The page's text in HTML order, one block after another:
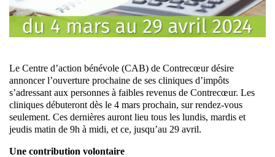
Le Centre d’action bénévole (CAB) de Contrecœur désire
annoncer l’ouverture prochaine de ses cliniques d’impôts
s’adressant aux personnes à faibles revenus de Contrecœur. Les
cliniques débuteront dès le 4 mars prochain, sur rendez-vous
seulement. Ces dernières auront lieu tous les lundis, mardis et
jeudis matin de 9h à midi, et ce, jusqu’au 29 avril.
Une contribution volontaire